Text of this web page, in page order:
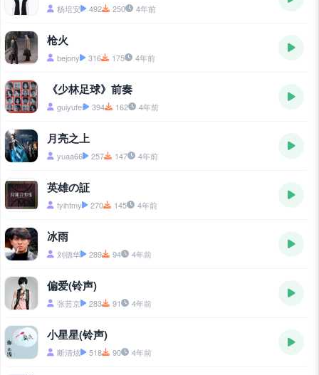
杨培安 492 250 4年前
枪火
bejony 316 175 4年前
《少林足球》前奏
guiyufei 394 162 4年前
月亮之上
yuaa66 257 147 4年前
英雄の証
fyihtmy 270 145 4年前
冰雨
刘德华 289 94 4年前
偏爱(铃声)
张芸京 283 91 4年前
小星星(铃声)
断清炫 518 90 4年前